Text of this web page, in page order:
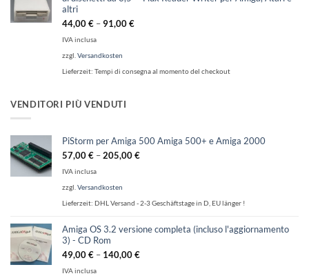
altri
44,00€ –91,00€
IVA inclusa
zzgl. Versandkosten
Lieferzeit: Tempi di consegna al momento del checkout
VENDITORI PIÙ VENDUTI
PiStorm per Amiga 500 Amiga 500+ e Amiga 2000
57,00€ –205,00€
IVA inclusa
zzgl. Versandkosten
Lieferzeit: DHL Versand - 2-3 Geschäftstage in D, EU länger !
Amiga OS 3.2 versione completa (incluso l'aggiornamento
3) - CD Rom
49,00€ – 140,00€
IVA inclusa